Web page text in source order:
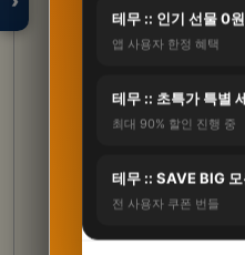
테무 :: 인기 선물 0
앱 사용자 한정 혜택
테무 :: 초특가 특별
최대 90% 할인 진행 중
테무 :: SAVE BIG
전 사용자 쿠폰 번들